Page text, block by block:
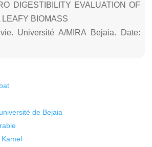
DIGESTIBILITY EVALUATION OF
BIOMASS
Université A/MIRA Bejaia. Date:
de Bejaia